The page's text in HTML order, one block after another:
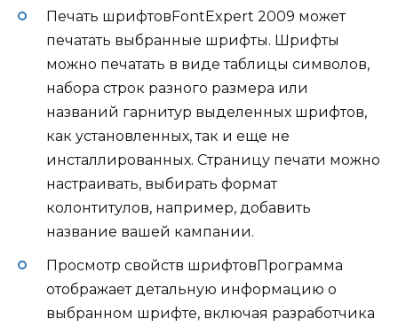
Печать шрифтовFontExpert 2009 может
печатать выбранные шрифты. Шрифты
можно печатать в виде таблицы символов,
набора строк разного размера или
названий гарнитур выделенных шрифтов,
как установленных, так и еще не
инсталлированных. Страницу печати можно
настраивать, выбирать формат
колонтитулов, например, добавить
название вашей кампании.
Просмотр свойств шрифтовПрограмма
отображает детальную информацию о
выбранном шрифте, включая разработчика